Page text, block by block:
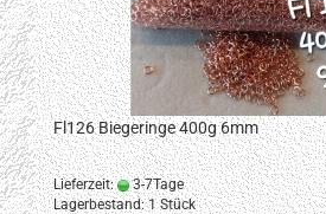
Fl126 Biegeringe 400g 6mm
Lieferzeit:
3-7Tage
Lagerbestand: 1 Stück